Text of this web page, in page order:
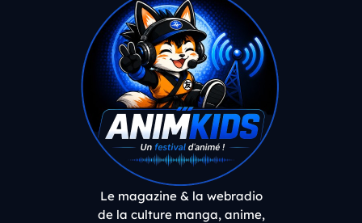
Le magazine & la webradio
de la culture manga, anime,